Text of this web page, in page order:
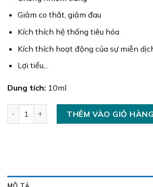
Giảm co thắt, giảm đau
Kích thích hệ thống tiêu hóa
Kích thích hoạt động của sự miễn
Lợi tiểu,..
Dung tích: 10ml
Tinh Dầu Chanh số lượngTHÊM VÀO GIỎ HÀNG
MÔ TẢ